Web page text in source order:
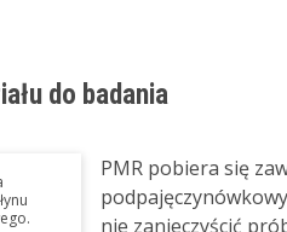
do badania
PMR pobiera się
nie zanieczyścić